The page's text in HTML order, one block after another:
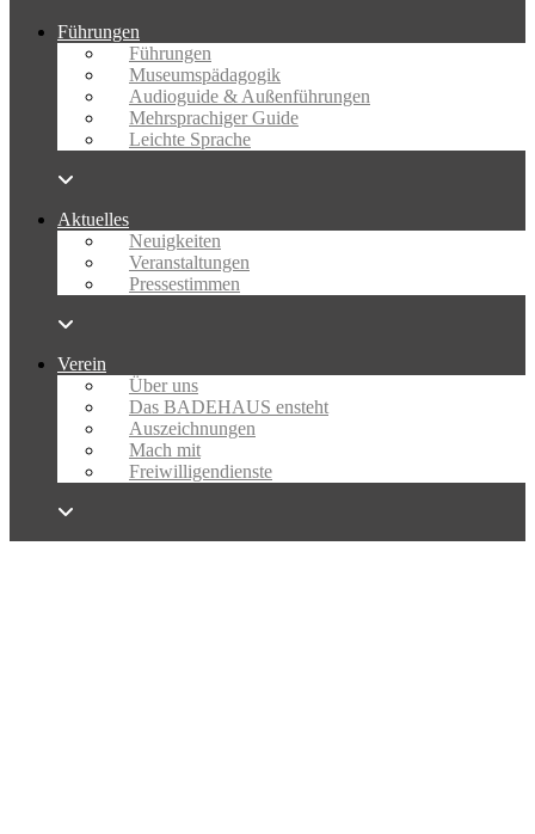
Führungen
Führungen
Museumspädagogik
Audioguide & Außenführungen
Mehrsprachiger Guide
Leichte Sprache
Aktuelles
Neuigkeiten
Veranstaltungen
Pressestimmen
Verein
Über uns
Das BADEHAUS ensteht
Auszeichnungen
Mach mit
Freiwilligendienste